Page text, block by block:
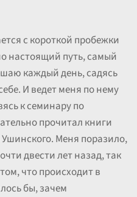
с короткой пробежки
настоящий путь, самый
каждый день, садясь
И ведет меня по нему
к семинару по
прочитал книги
Меня поразило,
двести лет назад, так
что происходит в
бы, зачем